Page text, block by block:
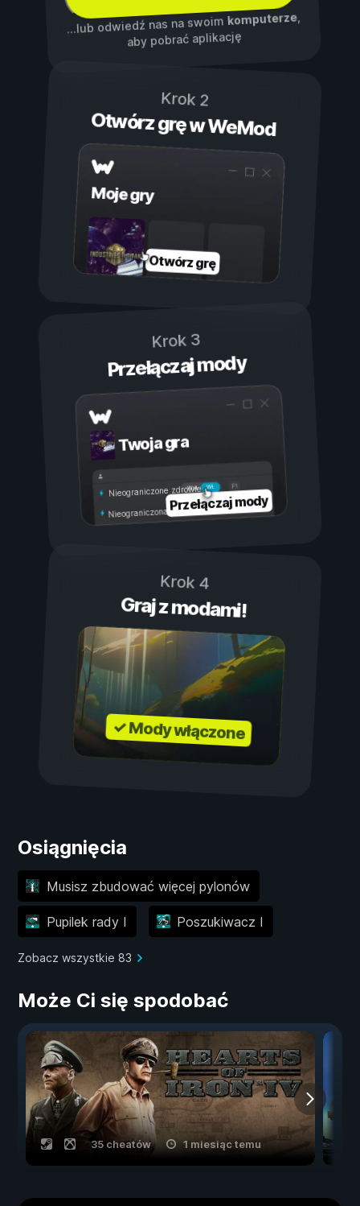
...lub odwiedź nas na swoim komputerze,
aby pobrać aplikację
Krok 2
Otwórz grę w WeMod
Moje gry
Otwórz grę
Krok 3
Przełączaj mody
Twoja gra
Wł.
Wył.
Nieograniczone zdrowie
Nieograniczona wytrzymałość
Przełączaj mody
Krok 4
Graj z modami!
✓ Mody włączone
Osiągnięcia
Musisz zbudować więcej pylonów
Pupilek rady I Poszukiwacz I
Zobacz wszystkie 83
Może Ci się spodobać
35 cheatów 1 miesiąc temu